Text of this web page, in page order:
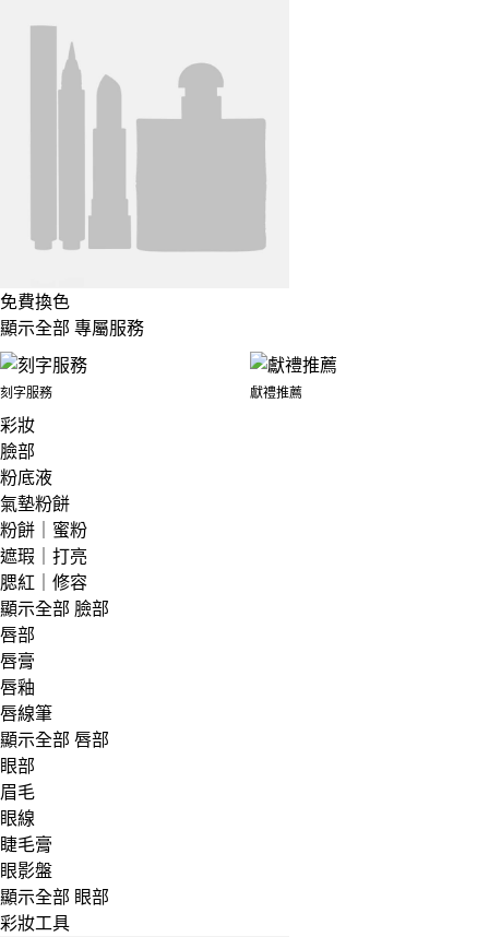
免費換色
顯示全部 專屬服務
刻字服務 獻禮推薦
彩妝
臉部
粉底液
氣墊粉餅
粉餅｜蜜粉
遮瑕｜打亮
腮紅｜修容
顯示全部 臉部
唇部
唇膏
唇釉
唇線筆
顯示全部 唇部
眼部
眉毛
眼線
睫毛膏
眼影盤
顯示全部 眼部
彩妝工具